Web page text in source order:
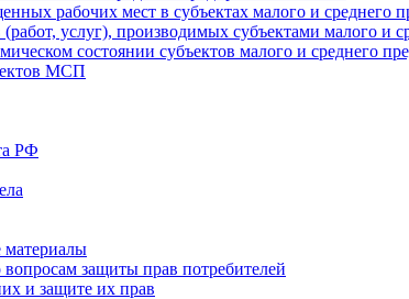
рабочих мест в субъектах малого и среднего
услуг), производимых субъектами малого и
состоянии субъектов малого и среднего
МСП
РФ
защиты прав потребителей
и защите их прав